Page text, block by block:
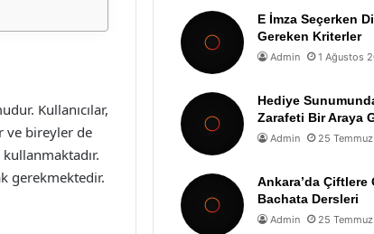
Kullanıcılar,
ve bireyler de
gerekmektedir.
E İmza Seçerken
Gereken Kriterler
Admin 1 Ağustos
Hediye
Zarafeti Bir Araya
Admin 25
Ankara’da Çiftlere
Bachata Dersleri
Admin 25